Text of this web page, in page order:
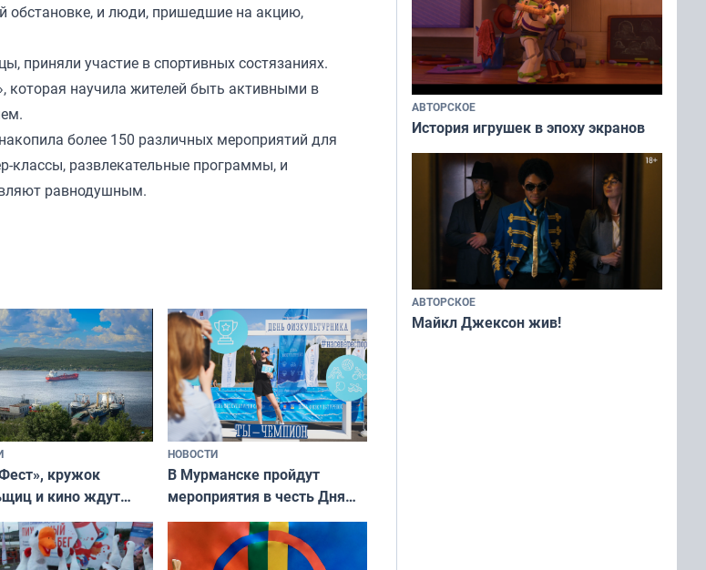
обстановке, и люди, пришедшие на акцию,
приняли участие в спортивных состязаниях.
которая научила жителей быть активными в
более 150 различных мероприятий для
классы, развлекательные программы, и
равнодушным.
кружок
и кино ждут
в эти выходные
НОВОСТИ
В Мурманске пройдут
мероприятия в честь Дня
физкультурника
АВТОРСКОЕ
История игрушек в эпоху экранов
АВТОРСКОЕ
Майкл Джексон жив!